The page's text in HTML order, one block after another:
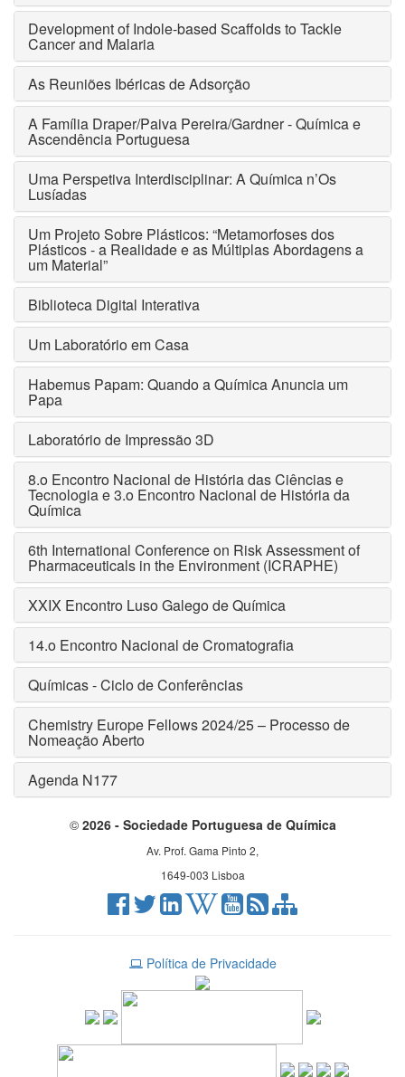
Development of Indole-based Scaffolds to Tackle
Cancer and Malaria
As Reuniões Ibéricas de Adsorção
A Família Draper/Paiva Pereira/Gardner - Química e
Ascendência Portuguesa
Uma Perspetiva Interdisciplinar: A Química n’Os
Lusíadas
Um Projeto Sobre Plásticos: “Metamorfoses dos
Plásticos - a Realidade e as Múltiplas Abordagens a
um Material”
Biblioteca Digital Interativa
Um Laboratório em Casa
Habemus Papam: Quando a Química Anuncia um
Papa
Laboratório de Impressão 3D
8.o Encontro Nacional de História das Ciências e
Tecnologia e 3.o Encontro Nacional de História da
Química
6th International Conference on Risk Assessment of
Pharmaceuticals in the Environment (ICRAPHE)
XXIX Encontro Luso Galego de Química
14.o Encontro Nacional de Cromatografia
Químicas - Ciclo de Conferências
Chemistry Europe Fellows 2024/25 – Processo de
Nomeação Aberto
Agenda N177
© 2026 - Sociedade Portuguesa de Química
Av. Prof. Gama Pinto 2,
1649-003 Lisboa
Política de Privacidade